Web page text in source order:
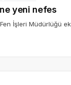
yeni nefes
İşleri Müdürlüğü